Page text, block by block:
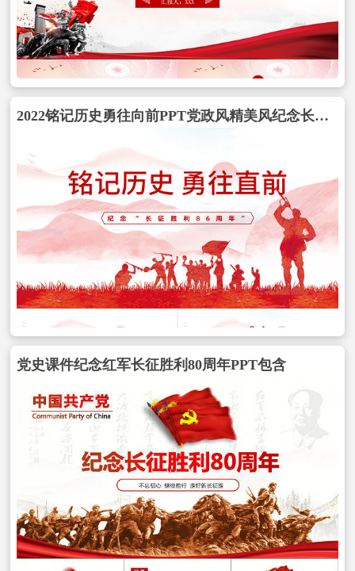
2022铭记历史勇往向前PPT党政风精美风纪念长征胜利86周年专题党课PPT模板包含
党史课件纪念红军长征胜利80周年PPT包含